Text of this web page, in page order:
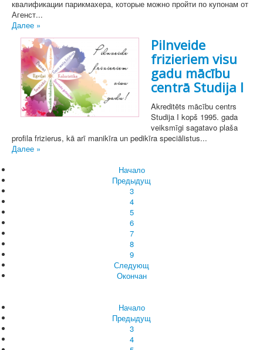
квалификации парикмахера, которые можно пройти по купонам от
Агенст...
Далее »
Pilnveide
frizieriem visu
gadu mācību
centrā Studija I
Akreditēts mācību centrs
Studija I kopš 1995. gada
veiksmīgi sagatavo plaša
profila frizierus, kā arī manikīra un pedikīra speciālistus...
Далее »
Начало
Предыдущ
3
4
5
6
7
8
9
Следующ
Окончан
Начало
Предыдущ
3
4